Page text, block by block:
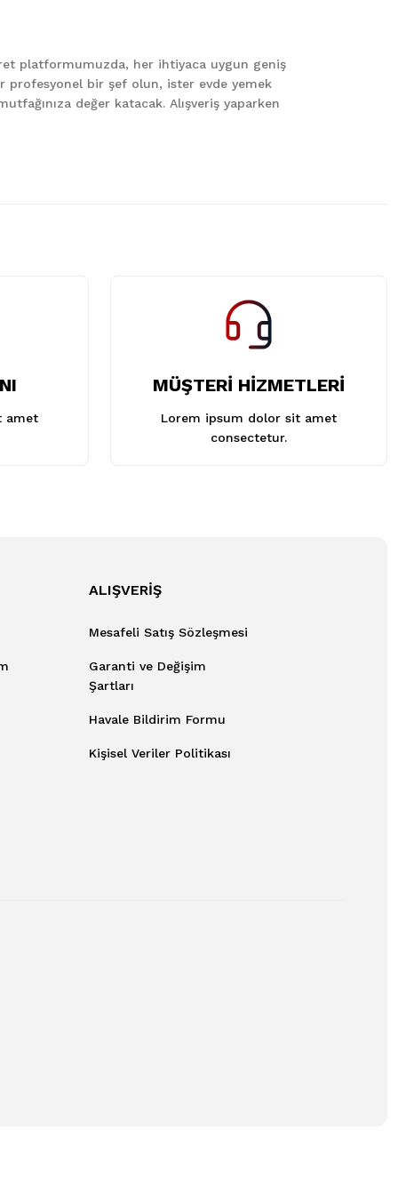
platformumuzda, her ihtiyaca uygun geniş
profesyonel bir şef olun, ister evde yemek
değer katacak. Alışveriş yaparken
amet
MÜŞTERİ HİZMETLERİ
Lorem ipsum dolor sit amet
consectetur.
ALIŞVERİŞ
Mesafeli Satış Sözleşmesi
Garanti ve Değişim
Şartları
Havale Bildirim Formu
Kişisel Veriler Politikası